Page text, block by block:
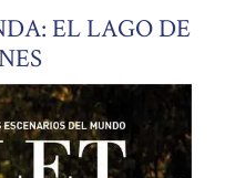
EL LAGO DE